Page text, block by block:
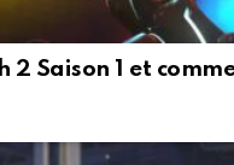
2 Saison 1 et